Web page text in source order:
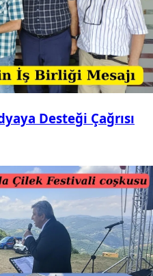
Desteği Çağrısı